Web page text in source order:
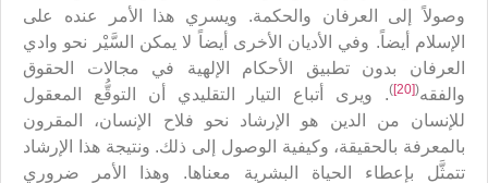
وصولاً إلى العرفان والحكمة. ويسري هذا الأمر عنده على
الإسلام أيضاً. وفي الأديان الأخرى أيضاً لا يمكن السَّيْر نحو وادي
العرفان بدون تطبيق الأحكام الإلهية في مجالات الحقوق
والفقه(
[20]
). ويرى أتباع التيار التقليدي أن التوقُّع المعقول
للإنسان من الدين هو الإرشاد نحو فلاح الإنسان، المقرون
بالمعرفة بالحقيقة، وكيفية الوصول إلى ذلك. ونتيجة هذا الإرشاد
تتمثَّل بإعطاء الحياة البشرية معناها. وهذا الأمر ضروري